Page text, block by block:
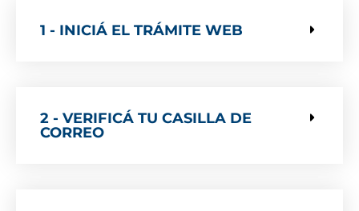
1 - INICIÁ EL TRÁMITE WEB
2 - VERIFICÁ TU CASILLA DE
CORREO